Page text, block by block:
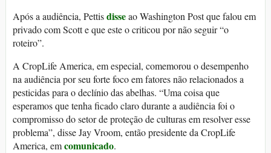
Após a audiência, Pettisdisseao Washington Post que falou em
privado com Scott e que este o criticou por não seguir “o
roteiro”.
A CropLife America, em especial, comemorou o desempenho
na audiência por seu forte foco em fatores não relacionados a
pesticidas para o declínio das abelhas. “Uma coisa que
esperamos que tenha ficado claro durante a audiência foi o
compromisso do setor de proteção de culturas em resolver esse
problema”, disse Jay Vroom, então presidente da CropLife
America, emcomunicado.